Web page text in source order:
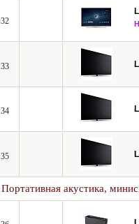
32
33
34
35
Портативная акустика,